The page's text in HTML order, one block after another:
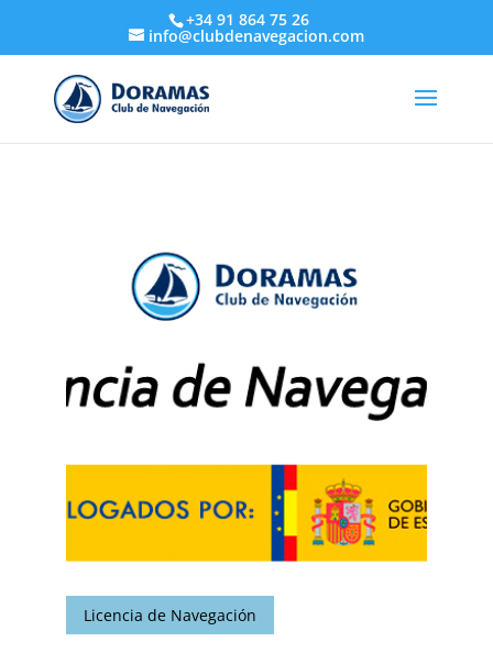
+34 91 864 75 26
info@clubdenavegacion.com
Licencia de Navegación